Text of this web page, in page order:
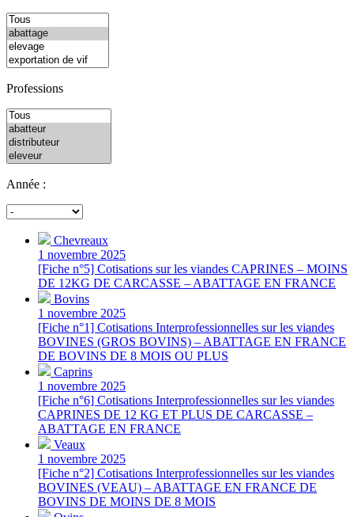
Professions
Année :
Chevreaux
1 novembre 2025
[Fiche n°5] Cotisations sur les viandes CAPRINES – MOINS
DE 12KG DE CARCASSE – ABATTAGE EN FRANCE
Bovins
1 novembre 2025
[Fiche n°1] Cotisations Interprofessionnelles sur les viandes
BOVINES (GROS BOVINS) – ABATTAGE EN FRANCE
DE BOVINS DE 8 MOIS OU PLUS
Caprins
1 novembre 2025
[Fiche n°6] Cotisations Interprofessionnelles sur les viandes
CAPRINES DE 12 KG ET PLUS DE CARCASSE –
ABATTAGE EN FRANCE
Veaux
1 novembre 2025
[Fiche n°2] Cotisations Interprofessionnelles sur les viandes
BOVINES (VEAU) – ABATTAGE EN FRANCE DE
BOVINS DE MOINS DE 8 MOIS